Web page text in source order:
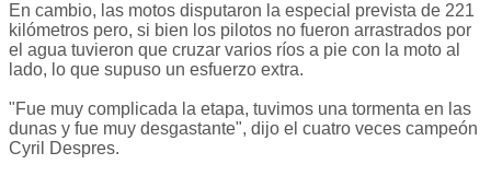
En cambio, las motos disputaron la especial prevista de 221
kilómetros pero, si bien los pilotos no fueron arrastrados por
el agua tuvieron que cruzar varios ríos a pie con la moto al
lado, lo que supuso un esfuerzo extra.
"Fue muy complicada la etapa, tuvimos una tormenta en las
dunas y fue muy desgastante", dijo el cuatro veces campeón
Cyril Despres.